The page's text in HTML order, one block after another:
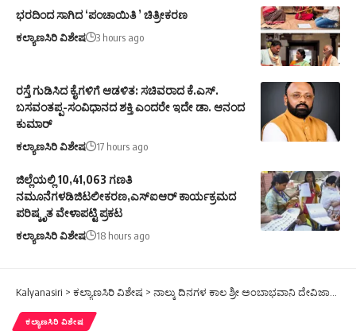
ಭರದಿಂದ ಸಾಗಿದ ‘ಪಂಚಾಯಿತಿ ’ ಚಿತ್ರೀಕರಣ
ಕಲ್ಯಾಣಸಿರಿ ವಿಶೇಷ 3 hours ago
ರಸ್ತೆ ಗುಡಿಸಿದ ಕೈಗಳಿಗೆ ಆಡಳಿತ: ಸಚಿವರಾದ ಕೆ.ಎಸ್.
ಬಸವಂತಪ್ಪ-ಸಂವಿಧಾನದ ಶಕ್ತಿ ಎಂದರೇ ಇದೇ ಡಾ. ಆನಂದ
ಕುಮಾರ್
ಕಲ್ಯಾಣಸಿರಿ ವಿಶೇಷ 17 hours ago
ಜಿಲ್ಲೆಯಲ್ಲಿ 10,41,063 ಗಣತಿ
ನಮೂನೆಗಳಡಿಜಿಟಲೀಕರಣ,ಎಸ್ಐಆರ್ ಕಾರ್ಯಕ್ರಮದ
ಪರಿಷ್ಕೃತ ವೇಳಾಪಟ್ಟಿ ಪ್ರಕಟ
ಕಲ್ಯಾಣಸಿರಿ ವಿಶೇಷ 18 hours ago
Kalyanasiri > ಕಲ್ಯಾಣಸಿರಿ ವಿಶೇಷ > ನಾಲ್ಕು ದಿನಗಳ ಕಾಲ ಶ್ರೀ ಅಂಬಾಭವಾನಿ ದೇವಿಜಾತ್ರಾಮಹೋತ್ಸವ
ಕಲ್ಯಾಣಸಿರಿ ವಿಶೇಷ